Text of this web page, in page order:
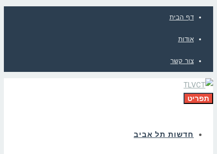
דף הבית
אודות
צור קשר
תפריט
חדשות תל אביב